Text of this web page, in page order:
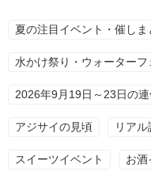
夏の注目イベント・催しま
水かけ祭り・ウォーターフ
2026年9月19日～23日の
アジサイの見頃 リア
スイーツイベント お酒